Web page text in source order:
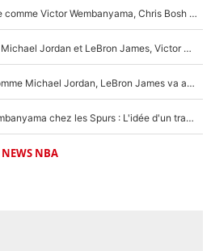
NBA - Victime d'une thrombose comme Victor Wembanyama, Chris Bosh prévient le Français des risques sur sa santé : «J’ai failli mourir sur le coup et j’ai été ramené à la vie»
De la NBA au cinéma : Comme Michael Jordan et LeBron James, Victor Wembanyama rêve d'une carrière d'acteur !
The Last Dance sur Netflix : Comme Michael Jordan, LeBron James va avoir le droit à sa série !
Stephen Curry avec Victor Wembanyama chez les Spurs : L'idée d'un trade historique est lancée en NBA !
NEWS NBA